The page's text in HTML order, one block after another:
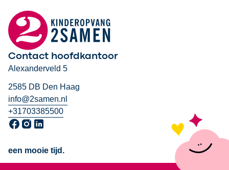
Contact hoofdkantoor
Alexanderveld 5
2585 DB Den Haag
info@2samen.nl
+31703385500
Ga naar onze Facebook pagina, opent in een nieuw venster
Ga naar onze Instagram pagina, opent in een nieuw
Ga naar onze LinkedIn pagina, opent in een nieuw
een mooie tijd.